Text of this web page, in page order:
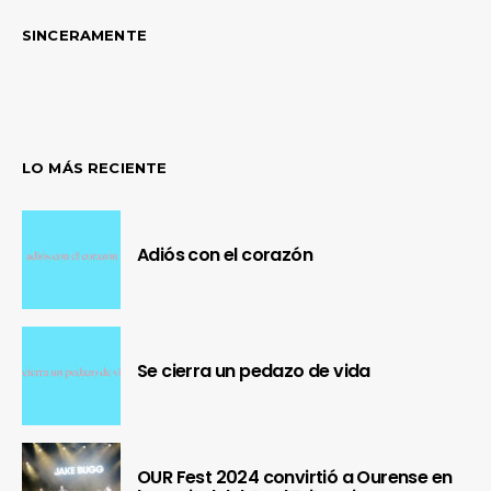
SINCERAMENTE
LO MÁS RECIENTE
Adiós con el corazón
Se cierra un pedazo de vida
OUR Fest 2024 convirtió a Ourense en